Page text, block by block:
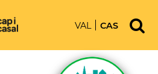
VAL CAS